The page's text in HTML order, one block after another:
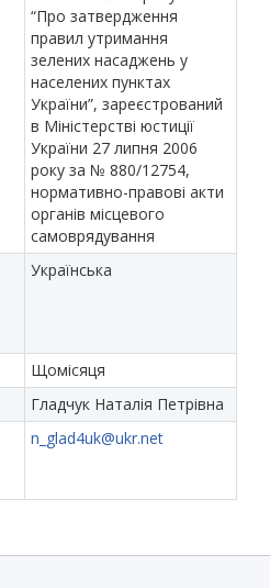
“Про затвердження
правил утримання
зелених насаджень у
населених пунктах
України”, зареєстрований
в Міністерстві юстиції
України 27 липня 2006
року за № 880/12754,
нормативно-правові акти
органів місцевого
самоврядування
Українська
Щомісяця
Гладчук Наталія Петрівна
n_glad4uk@ukr.net